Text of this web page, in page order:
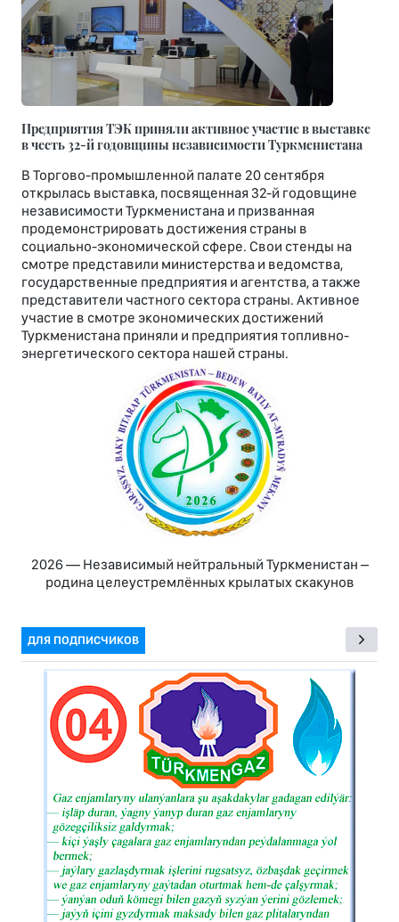
Предприятия ТЭК приняли активное участие в выставке
в честь 32-й годовщины независимости Туркменистана
В Торгово-промышленной палате 20 сентября
открылась выставка, посвященная 32-й годовщине
независимости Туркменистана и призванная
продемонстрировать достижения страны в
социально-экономической сфере. Свои стенды на
смотре представили министерства и ведомства,
государственные предприятия и агентства, а также
представители частного сектора страны. Активное
участие в смотре экономических достижений
Туркменистана приняли и предприятия топливно-
энергетического сектора нашей страны.
2026 — Независимый нейтральный Туркменистан –
родина целеустремлённых крылатых скакунов
ДЛЯ ПОДПИСЧИКОВ